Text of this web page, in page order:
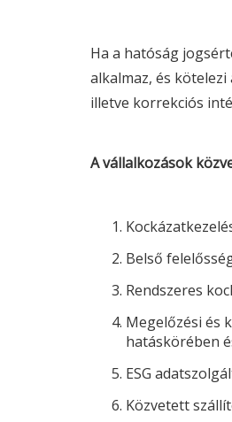
Ha a hatóság
alkalmaz, és
illetve korrekciós
A vállalkozások
Belső
Rendszeres
Megelőzési és
hatáskörében
ESG
Közvetett